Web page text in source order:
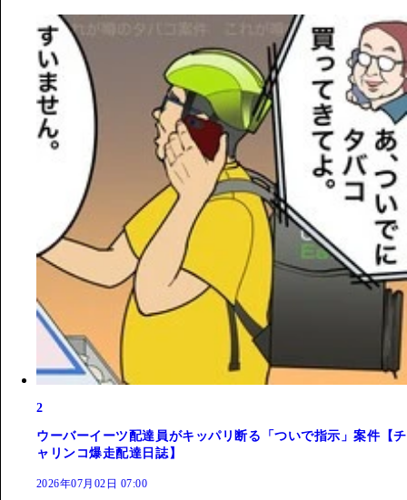
2
ウーバーイーツ配達員がキッパリ断る「ついで指示」案件【チ
ャリンコ爆走配達日誌】
2026年07月02日 07:00